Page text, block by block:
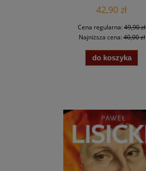
42,90 zł
Cena regularna: 49,90 zł
Najniższa cena:40,00 zł
do koszyka